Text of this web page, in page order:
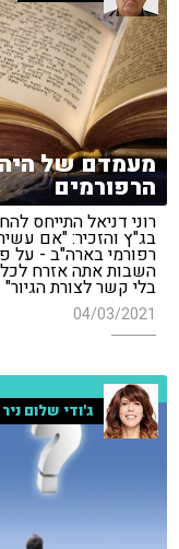
מעמדם של
הרפורמים
רוני דניאל התייחס
בג"ץ והזכיר: "אם
רפורמי בארה"ב - על
השבות אתה אזרח
בלי קשר לצורת הגיור"
04/03/2021
ג'ודי שלום